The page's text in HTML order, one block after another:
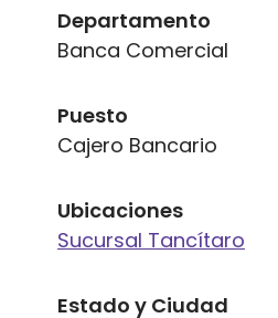
Departamento
Banca Comercial
Puesto
Cajero Bancario
Ubicaciones
Sucursal Tancítaro
Estado y Ciudad